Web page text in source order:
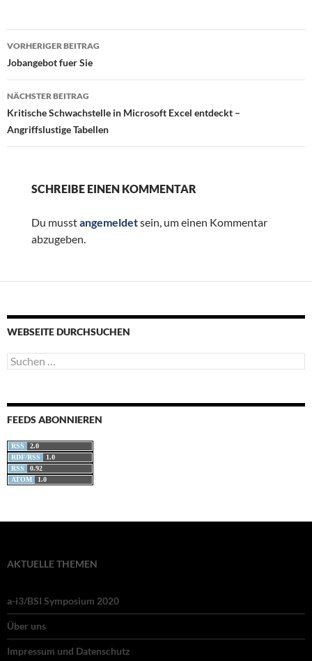
Beitragsnavigation
VORHERIGER BEITRAG
Jobangebot fuer Sie
NÄCHSTER BEITRAG
Kritische Schwachstelle in Microsoft Excel entdeckt –
Angriffslustige Tabellen
SCHREIBE EINEN KOMMENTAR
Du musstangemeldetsein, um einen Kommentar
abzugeben.
WEBSEITE DURCHSUCHEN
Suchen
nach:
FEEDS ABONNIEREN
RSS
2.0
RDF/RSS
1.0
RSS
0.92
ATOM
1.0
AKTUELLE THEMEN
a-i3/BSI Symposium 2020
Über uns
Impressum und Datenschutz